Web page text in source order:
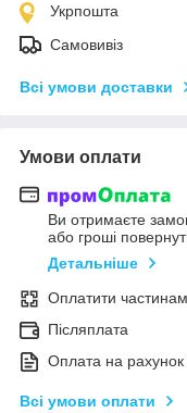
Укрпошта
Самовивіз
Всі умови доставки
Умови оплати
Ви отримаєте
або гроші
Детальніше
Оплатити
Післяплата
Оплата на рахунок
Всі умови оплати